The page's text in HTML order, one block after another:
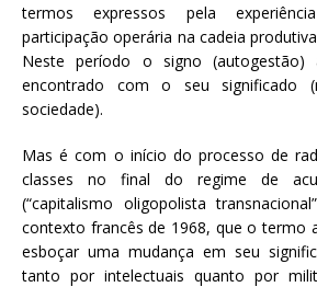
termos expressos pela
participação operária na cadeia
Neste período o signo (autogestão)
encontrado com o seu significado
sociedade).
Mas é com o início do processo de
classes no final do regime de
(“capitalismo oligopolista
contexto francês de 1968, que o termo
esboçar uma mudança em seu
tanto por intelectuais quanto por